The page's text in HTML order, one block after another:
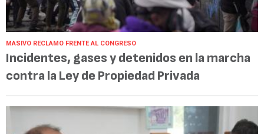
MASIVO RECLAMO FRENTE AL CONGRESO
Incidentes, gases y detenidos en la marcha
contra la Ley de Propiedad Privada